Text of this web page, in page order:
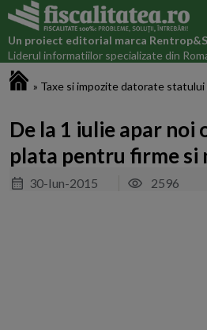
Un proiect editorial marca
Liderul informatiilor specializate din
» Taxe si impozite datorate statului
De la 1 iulie apar noi
plata pentru firme si
30-Iun-2015 2596